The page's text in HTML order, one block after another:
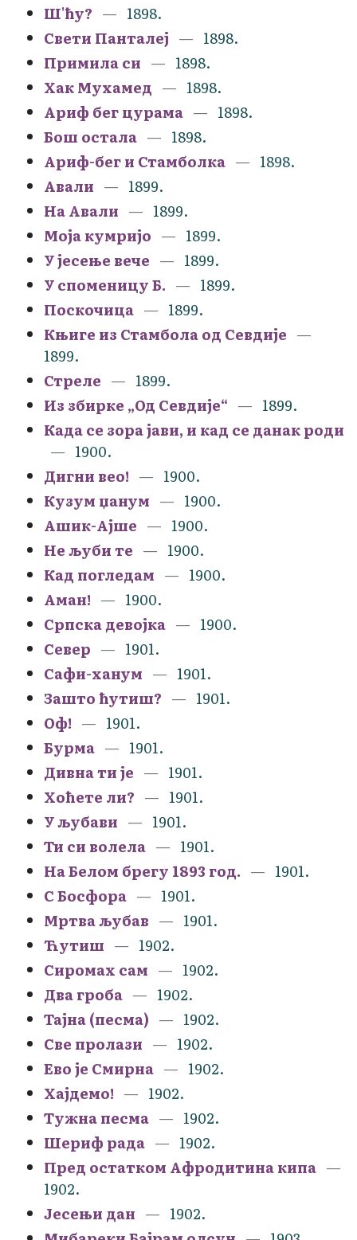
Ш'ћу?
1898.
Свети Панталеј
1898.
Примила си
1898.
Хак Мухамед
1898.
Ариф бег цурама
1898.
Бош остала
1898.
Ариф-бег и Стамболка
1898.
Авали
1899.
На Авали
1899.
Моја кумријо
1899.
У јесење вече
1899.
У споменицу Б.
1899.
Поскочица
1899.
Књиге из Стамбола од Севдије
1899.
Стреле
1899.
Из збирке „Од Севдије“
1899.
Када се зора јави, и кад се данак роди
1900.
Дигни вео!
1900.
Кузум џанум
1900.
Ашик-Ајше
1900.
Не љуби те
1900.
Кад погледам
1900.
Аман!
1900.
Српска девојка
1900.
Север
1901.
Сафи-ханум
1901.
Зашто ћутиш?
1901.
Оф!
1901.
Бурма
1901.
Дивна ти је
1901.
Хоћете ли?
1901.
У љубави
1901.
Ти си волела
1901.
На Белом брегу 1893 год.
1901.
С Босфора
1901.
Мртва љубав
1901.
Ћутиш
1902.
Сиромах сам
1902.
Два гроба
1902.
Тајна (песма)
1902.
Све пролази
1902.
Ево је Смирна
1902.
Хајдемо!
1902.
Тужна песма
1902.
Шериф рада
1902.
Пред остатком Афродитина кипа
1902.
Јесењи дан
1902.